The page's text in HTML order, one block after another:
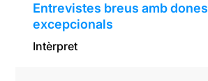
Entrevistes breus amb dones
excepcionals
Intèrpret